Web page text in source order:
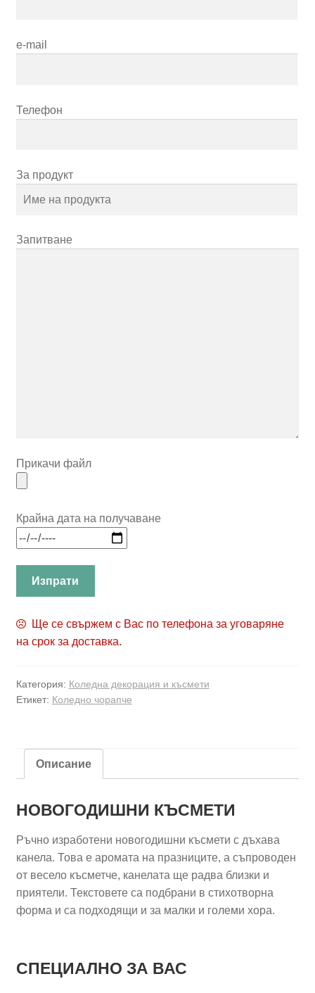
e-mail
Телефон
За продукт
Запитване
Прикачи файл
Крайна дата на получаване
Ще се свържем с Вас по телефона за уговаряне
на срок за доставка.
Категория: Коледна декорация и късмети
Етикет: Коледно чорапче
Описание
НОВОГОДИШНИ КЪСМЕТИ
Ръчно изработени новогодишни късмети с дъхава
канела. Това е аромата на празниците, а съпроводен
от весело късметче, канелата ще радва близки и
приятели. Текстовете са подбрани в стихотворна
форма и са подходящи и за малки и големи хора.
СПЕЦИАЛНО ЗА ВАС